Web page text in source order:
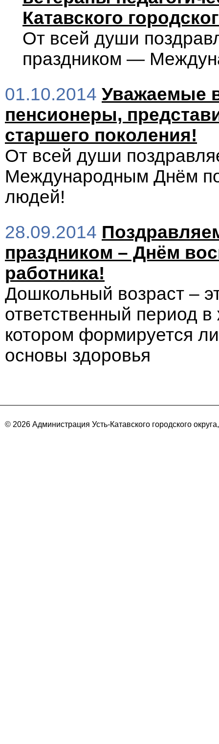
Катавского
От всей души
праздником —
01.10.2014 Уважаемые
пенсионеры,
старшего поколения!
От всей души
Международным Днём
людей!
28.09.2014
праздником – Днём
работника!
Дошкольный возраст –
ответственный период
котором формируется
основы здоровья
© 2026 Администрация Усть-Катавского городского